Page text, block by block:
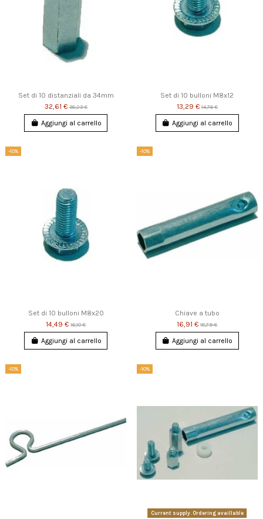
Set di 10 distanziali da 34mm
32,61 €36,23 €
Aggiungi al carrello
Set di 10 bulloni M8x12
13,29 €14,76 €
Aggiungi al carrello
-10%
Set di 10 bulloni M8x20
14,49 €16,10 €
Aggiungi al carrello
-10%
Chiave a tubo
16,91 €18,79 €
Aggiungi al carrello
-10% -10%
Current supply. Ordering availlable